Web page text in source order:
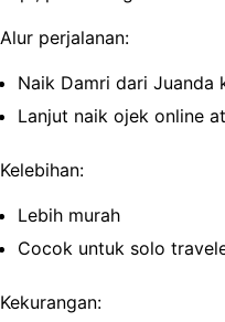
Alur perjalanan:
Naik Damri dari Juanda
Lanjut naik ojek online
Kelebihan:
Lebih murah
Cocok untuk solo
Kekurangan: